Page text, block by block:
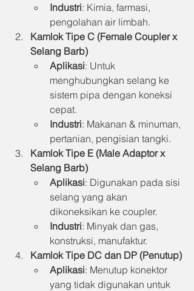
Industri: Kimia, farmasi,
pengolahan air limbah.
Kamlok Tipe C (Female Coupler x
Selang Barb)
Aplikasi: Untuk
menghubungkan selang ke
sistem pipa dengan koneksi
cepat.
Industri: Makanan & minuman,
pertanian, pengisian tangki.
Kamlok Tipe E (Male Adaptor x
Selang Barb)
Aplikasi: Digunakan pada sisi
selang yang akan
dikoneksikan ke coupler.
Industri: Minyak dan gas,
konstruksi, manufaktur.
Kamlok Tipe DC dan DP (Penutup)
Aplikasi: Menutup konektor
yang tidak digunakan untuk